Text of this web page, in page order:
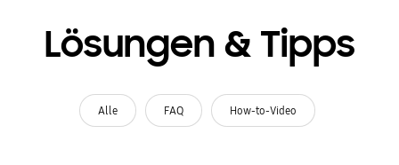
Lösungen & Tipps
Alle FAQ How-to-Video